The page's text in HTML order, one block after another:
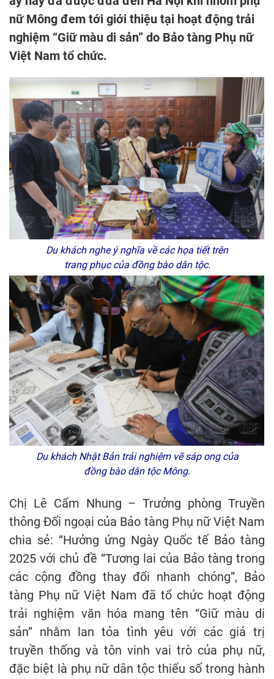
nữ Mông đem tới giới thiệu tại hoạt động trải
nghiệm “Giữ màu di sản” do Bảo tàng Phụ nữ
Việt Nam tổ chức.
Du khách nghe ý nghĩa về các họa tiết trên
trang phục của đồng bào dân tộc.
Du khách Nhật Bản trải nghiệm vẽ sáp ong của
đồng bào dân tộc Mông.
Chị Lê Cẩm Nhung – Trưởng phòng Truyền
thông Đối ngoại của Bảo tàng Phụ nữ Việt Nam
chia sẻ: “Hưởng ứng Ngày Quốc tế Bảo tàng
2025 với chủ đề “Tương lai của Bảo tàng trong
các cộng đồng thay đổi nhanh chóng”, Bảo
tàng Phụ nữ Việt Nam đã tổ chức hoạt động
trải nghiệm văn hóa mang tên “Giữ màu di
sản” nhằm lan tỏa tình yêu với các giá trị
truyền thống và tôn vinh vai trò của phụ nữ,
đặc biệt là phụ nữ dân tộc thiểu số trong hành